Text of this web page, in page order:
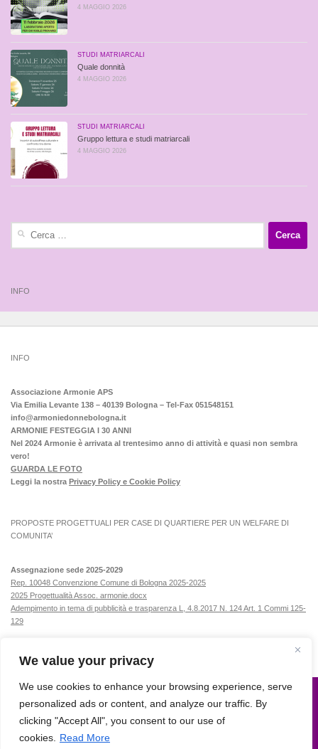
We value your privacy
We use cookies to enhance your browsing experience, serve
personalized ads or content, and analyze our traffic. By
clicking "Accept All", you consent to our use of
cookies.
Read More
4 MAGGIO 2026
STUDI MATRIARCALI
Quale donnità
4 MAGGIO 2026
STUDI MATRIARCALI
Gruppo lettura e studi matriarcali
4 MAGGIO 2026
INFO
INFO
Associazione Armonie APS
Via Emilia Levante 138 – 40139 Bologna – Tel-Fax 051548151
info@armoniedonnebologna.it
ARMONIE FESTEGGIA I 30 ANNI
Nel 2024 Armonie è arrivata al trentesimo anno di attività e quasi non sembra
vero!
GUARDA LE FOTO
Leggi la nostra Privacy Policy e Cookie Policy
PROPOSTE PROGETTUALI PER CASE DI QUARTIERE PER UN WELFARE DI
COMUNITA’
Assegnazione sede 2025-2029
Rep. 10048 Convenzione Comune di Bologna 2025-2025
2025 Progettualità Assoc. armonie.docx
Adempimento in tema di pubblicità e trasparenza L, 4.8.2017 N. 124 Art. 1 Commi 125-
129
Armonie © 2015. All Rights Reserved.
Powered by